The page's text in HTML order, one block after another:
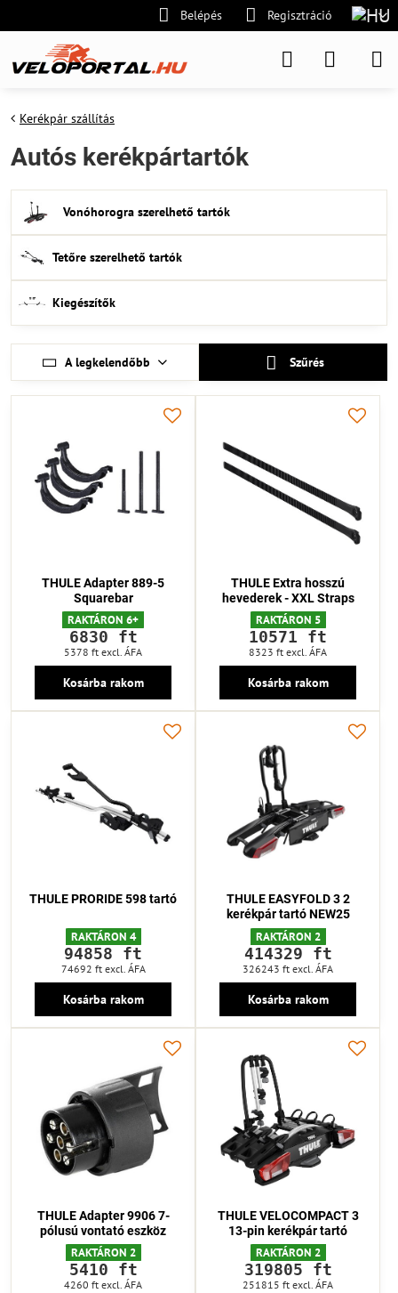
Belépés Regisztráció
Kerékpár szállítás
Autós kerékpártartók
Vonóhorogra szerelhető tartók
Tetőre szerelhető tartók
Kiegészítők
A legkelendőbb Szűrés
THULE Adapter 889-5
Squarebar
RAKTÁRON 6+
6830 ft
5378 ft excl. ÁFA
Kosárba rakom
THULE Extra hosszú
hevederek - XXL Straps
RAKTÁRON 5
10571 ft
8323 ft excl. ÁFA
Kosárba rakom
THULE PRORIDE 598 tartó
RAKTÁRON 4
94858 ft
74692 ft excl. ÁFA
Kosárba rakom
THULE EASYFOLD 3 2
kerékpár tartó NEW25
RAKTÁRON 2
414329 ft
326243 ft excl. ÁFA
Kosárba rakom
THULE Adapter 9906 7-
pólusú vontató eszköz
RAKTÁRON 2
5410 ft
4260 ft excl. ÁFA
THULE VELOCOMPACT 3
13-pin kerékpár tartó
RAKTÁRON 2
319805 ft
251815 ft excl. ÁFA